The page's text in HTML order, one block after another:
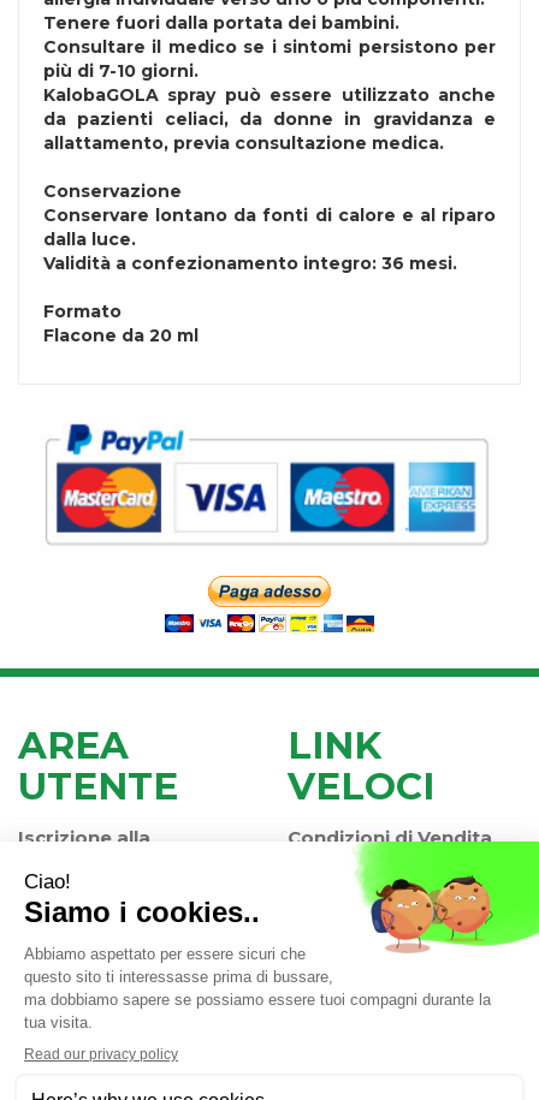
Tenere fuori dalla portata dei bambini.
Consultare il medico se i sintomi persistono per
più di 7-10 giorni.
KalobaGOLA spray può essere utilizzato anche
da pazienti celiaci, da donne in gravidanza e
allattamento, previa consultazione medica.
Conservazione
Conservare lontano da fonti di calore e al riparo
dalla luce.
Validità a confezionamento integro: 36 mesi.
Formato
Flacone da 20 ml
AREA
UTENTE
Iscrizione alla
Newsletter
Contatti
Informativa Privacy
LINK
VELOCI
Condizioni di Vendita
Modalità di Pagamento
Modalità di Spedizione
e Ritiro